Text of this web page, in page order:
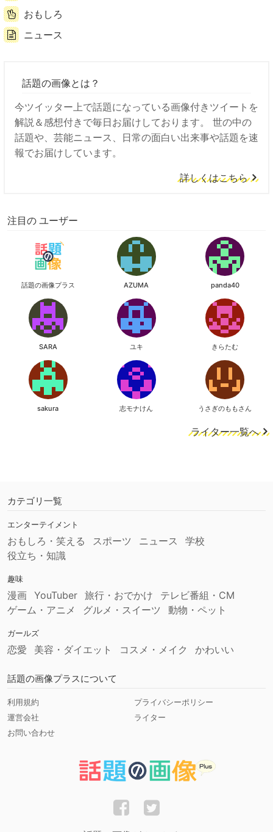
おもしろ
ニュース
話題の画像とは？
今ツイッター上で話題になっている画像付きツイートを
解説＆感想付きで毎日お届けしております。 世の中の
話題や、芸能ニュース、日常の面白い出来事や話題を速
報でお届けしています。
詳しくはこちら
注目の ユーザー
話題の画像プラス AZUMA panda40
SARA ユキ きらたむ
sakura 志モナけん うさぎのももさん
ライター一覧へ
カテゴリ一覧
エンターテイメント
おもしろ・笑える スポーツ ニュース
学校
役立ち・知識
趣味
漫画 YouTuber 旅行・おでかけ
テレビ番組・CM
ゲーム・アニメ
グルメ・スイーツ 動物・ペット
ガールズ
恋愛 美容・ダイエット コスメ・メイク かわいい
話題の画像プラスについて
利用規約
プライバシーポリシー
運営会社
ライター
お問い合わせ